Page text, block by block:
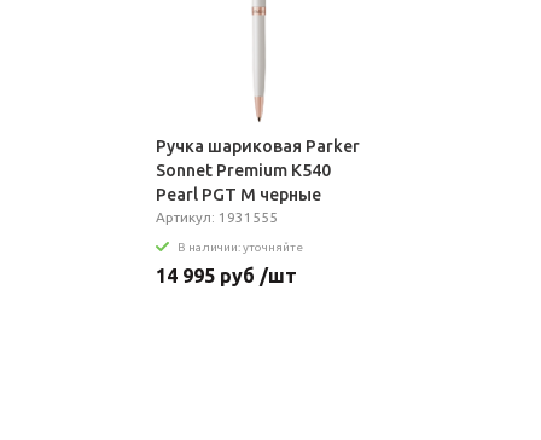
Ручка шариковая Parker
Sonnet Premium K540
Pearl PGT M черные
чернила подар.кор.
Артикул: 1931555
В наличии: уточняйте
14 995 руб /шт